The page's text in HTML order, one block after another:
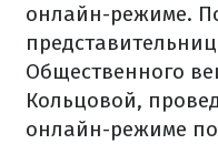
онлайн-режиме.
Общественного
Кольцовой,
онлайн-режиме